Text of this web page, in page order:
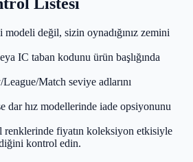
değil, sizin oynadığınız zemini
IC taban kodunu ürün başlığında
Match seviye adlarını
dar hız modellerinde iade opsiyonunu
renklerinde fiyatın koleksiyon etkisiyle
kontrol edin.